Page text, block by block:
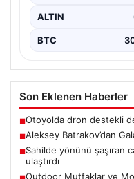
ALTIN
BTC
Son Eklenen Haberler
■Otoyolda dron destekli
■Aleksey Batrakov’dan
■Sahilde yönünü şaşıran
ulaştırdı
Outdoor Mutfaklar ve